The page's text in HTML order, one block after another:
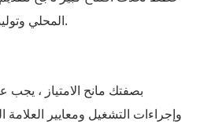
المحلي وتوليد ضجة أولية واهتمام العملاء.
بصفتك مانح الامتياز ، يجب
وإجراءات التشغيل ومعايير العلامة